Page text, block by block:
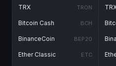
TRX TRON
Bitcoin Cash BCH
BinanceCoin BEP20
Ether Classic ETC